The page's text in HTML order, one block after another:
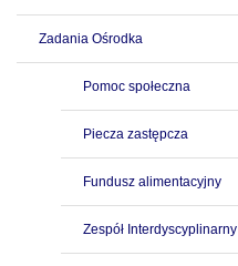
Zadania Ośrodka
Pomoc społeczna
Piecza zastępcza
Fundusz alimentacyjny
Zespół Interdyscyplinarny